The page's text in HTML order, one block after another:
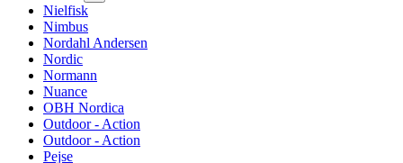
Nielfisk
Nimbus
Nordahl Andersen
Nordic
Normann
Nuance
OBH Nordica
Outdoor - Action
Outdoor - Action
Pejse